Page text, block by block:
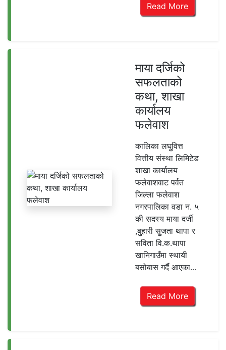
Read More
माया दर्जिको
सफलताको
कथा, शाखा
कार्यालय
फलेवाश
कालिका लघुुवित्त
वित्तीय संस्था लिमिटेड
शाखा कार्यालय
फलेवाशवाट पर्वत
जिल्ला फलेवाश
नगरपालिका वडा न. ५
की सदस्य माया दर्जी
,बुुहारी सुुजता थापा र
सविता वि.क.थापा
खानिगाउँमा स्थायी
बसोबास गर्दै आएका...
Read More